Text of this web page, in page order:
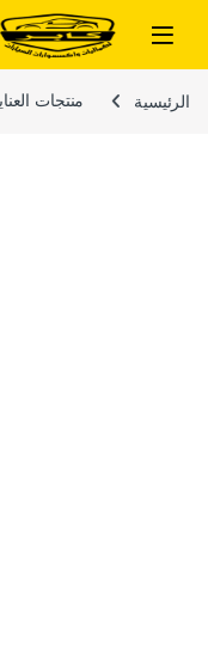
تخطي إلى المحتوى
الرئيسية منتجات